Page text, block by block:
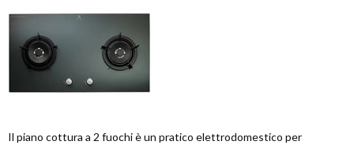
Il piano cottura a 2 fuochi è un pratico elettrodomestico per